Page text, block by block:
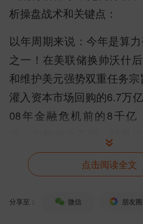
析操盘战术和关键点：
以年周期来说：今年是算
之一！在美联储换帅沃什
和维护美元强势双重任务
灌入资本市场回购的6.7万
08年金融危机前的8千亿
池外溢产生金融危机！
首当其冲，就是资本市场
道！美股五大AI公司今年
点击阅读全文
分享至： 微信 朋友圈